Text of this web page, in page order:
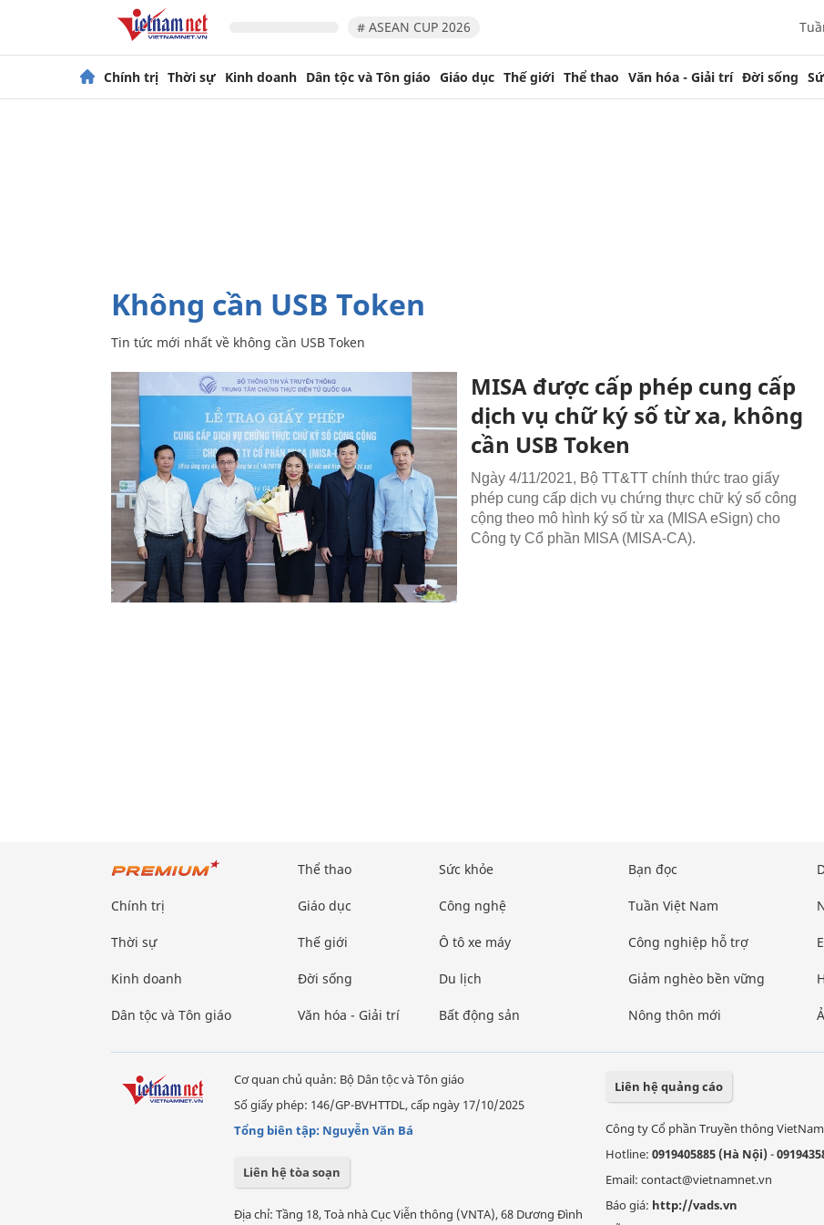
# ASEAN CUP 2026
Chính trị Thời sự Kinh doanh Dân tộc và Tôn giáo Giáo dục Thế giới Thể thao Văn hóa - Giải trí Đời sống
không cần USB Token
Tin tức mới nhất về không cần USB Token
MISA được cấp phép cung cấp
dịch vụ chữ ký số từ xa, không
cần USB Token
Ngày 4/11/2021, Bộ TT&TT chính thức trao giấy
phép cung cấp dịch vụ chứng thực chữ ký số công
cộng theo mô hình ký số từ xa (MISA eSign) cho
Công ty Cổ phần MISA (MISA-CA).
Chính trị
Thời sự
Kinh doanh
Dân tộc và Tôn giáo
Thể thao
Giáo dục
Thế giới
Đời sống
Văn hóa - Giải trí
Sức khỏe
Công nghệ
Ô tô xe máy
Du lịch
Bất động sản
Bạn đọc
Tuần Việt Nam
Công nghiệp hỗ trợ
Giảm nghèo bền vững
Nông thôn mới
Cơ quan chủ quản: Bộ Dân tộc và Tôn giáo
Số giấy phép: 146/GP-BVHTTDL, cấp ngày 17/10/2025
Tổng biên tập: Nguyễn Văn Bá
Liên hệ tòa soạn
Địa chỉ: Tầng 18, Toà nhà Cục Viễn thông (VNTA), 68 Dương Đình
Liên hệ quảng cáo
Công ty Cổ phần Truyền thông
Hotline: 0919405885 (Hà Nội)-
Email: contact@vietnamnet.vn
Báo giá: http://vads.vn